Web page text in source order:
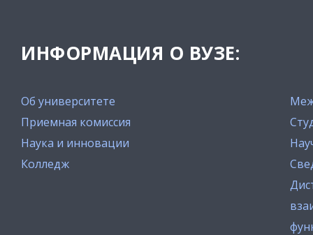
ИНФОРМАЦИЯ О ВУЗЕ:
Об университете
Приемная комиссия
Наука и инновации
Колледж